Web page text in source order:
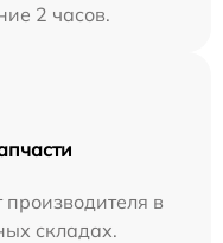
2 часов.
производителя в
складах.